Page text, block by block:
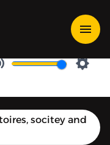
socitey and